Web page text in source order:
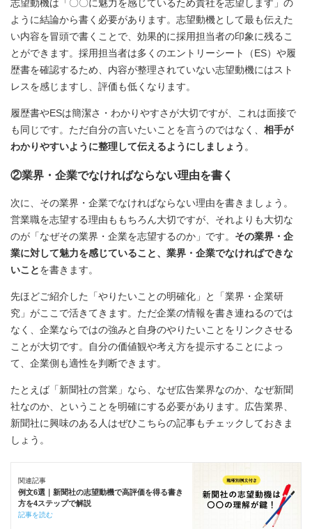
志望動機は「〇〇に魅力を感じているため貴社を志望します」の
ように結論から書く必要があります。志望動機として最も伝えた
い内容を冒頭で書くことで、効果的に採用担当者の印象に残るこ
とができます。採用担当者は多くのエントリーシート（ES）や履
歴書を確認するため、内容が整理されていない志望動機にはスト
レスを感じますし、評価も低くなります。
履歴書やESは簡潔さ・わかりやすさが大切ですが、これは面接で
も同じです。ただ自分の言いたいことを言うのではなく、 相手が
わかりやすいように整理して伝えるようにしましょう 。
②業界・企業でなければならない理由を書く
次に、その業界・企業でなければならない理由を書きましょう。
営業職を志望する理由ももちろん大切ですが、それよりも大切な
のが「なぜその業界・企業を志望するのか」です。 その業界・企
業に対して魅力を感じていること、業界・企業でなければできな
いことを書きます。
先ほどご紹介した「やりたいことの明確化」と「業界・企業研
究」がここで活きてきます。ただ企業の情報を書き連ねるのでは
なく、企業ならではの強みと自身のやりたいことをリンクさせる
ことが大切です。自分の価値観や考え方を提示することによっ
て、企業側も適性を判断できます。
たとえば「新聞社の営業」なら、なぜ広告業界なのか、なぜ新聞
社なのか、ということを明確にする必要があります。広告業界、
新聞社に興味のある人はぜひこちらの記事もチェックしておきま
しょう。
関連記事
例文6選｜新聞社の志望動機で高評価を得る書き
方を4ステップで解説
記事を読む